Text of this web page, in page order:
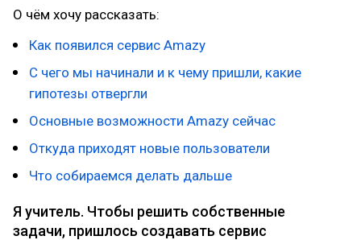
О чём хочу рассказать:
Как появился сервис Amazy
С чего мы начинали и к чему пришли, какие
гипотезы отвергли
Основные возможности Amazy сейчас
Откуда приходят новые пользователи
Что собираемся делать дальше
Я учитель. Чтобы решить собственные
задачи, пришлось создавать сервис